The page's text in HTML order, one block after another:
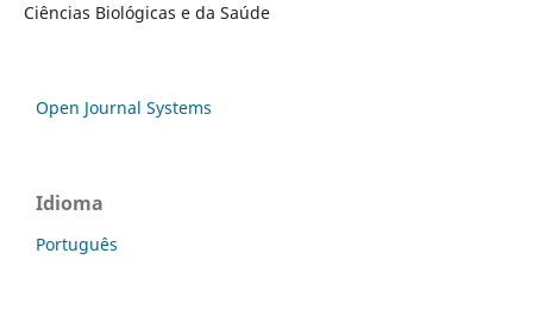
Ciências Biológicas e da Saúde
Open Journal Systems
Idioma
Português